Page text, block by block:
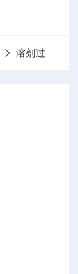
溶剂过滤瓶